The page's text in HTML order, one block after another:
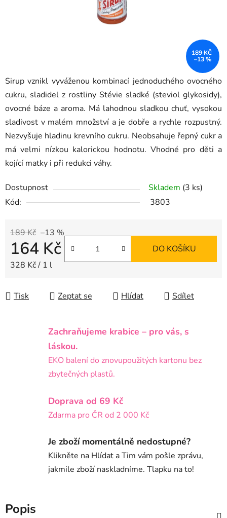
Sirup vznikl vyváženou kombinací jednoduchého ovocného
cukru, sladidel z rostliny Stévie sladké (steviol glykosidy),
ovocné báze a aroma. Má lahodnou sladkou chuť, vysokou
sladivost v malém množství a je dobře a rychle rozpustný.
Nezvyšuje hladinu krevního cukru. Neobsahuje řepný cukr a
má velmi nízkou kalorickou hodnotu. Vhodné pro děti a
kojící matky i při redukci váhy.
Dostupnost Skladem (3 ks)
Kód:
3803
189 Kč –13 %
164 Kč
Měrná cena:
328 Kč / 1 l
DO KOŠÍKU
Tisk Zeptat se Hlídat Sdílet
189 KČ
–13 %
Zachraňujeme krabice – pro vás, s
láskou.
EKO balení do znovupoužitých kartonu bez
zbytečných plastů.
Doprava od 69 Kč
Zdarma pro ČR od 2 000 Kč
Je zboží momentálně nedostupné?
Klikněte na Hlídat a Tim vám pošle zprávu,
jakmile zboží naskladníme. Tlapku na to!
Popis